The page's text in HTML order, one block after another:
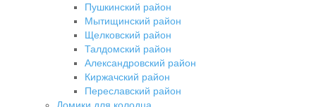
Пушкинский район
Мытищинский район
Щелковский район
Талдомский район
Александровский район
Киржачский район
Переславский район
Домики для колодца